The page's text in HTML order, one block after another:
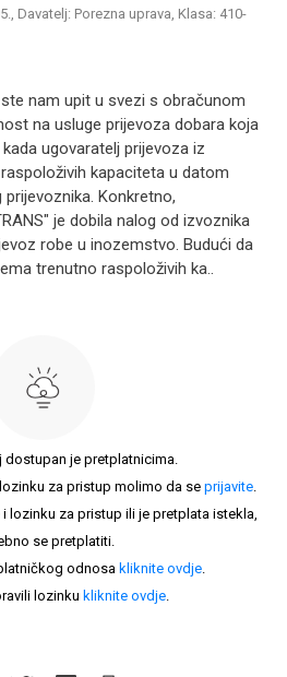
Davatelj: Porezna uprava, Klasa: 410-
nam upit u svezi s obračunom
na usluge prijevoza dobara koja
ugovaratelj prijevoza iz
kapaciteta u datom
Konkretno,
je dobila nalog od izvoznika
robe u inozemstvo. Budući da
trenutno raspoloživih ka..
dostupan je pretplatnicima.
za pristup molimo da se prijavite.
lozinku za pristup ili je pretplata istekla,
se pretplatiti.
odnosa kliknite ovdje.
lozinku kliknite ovdje.